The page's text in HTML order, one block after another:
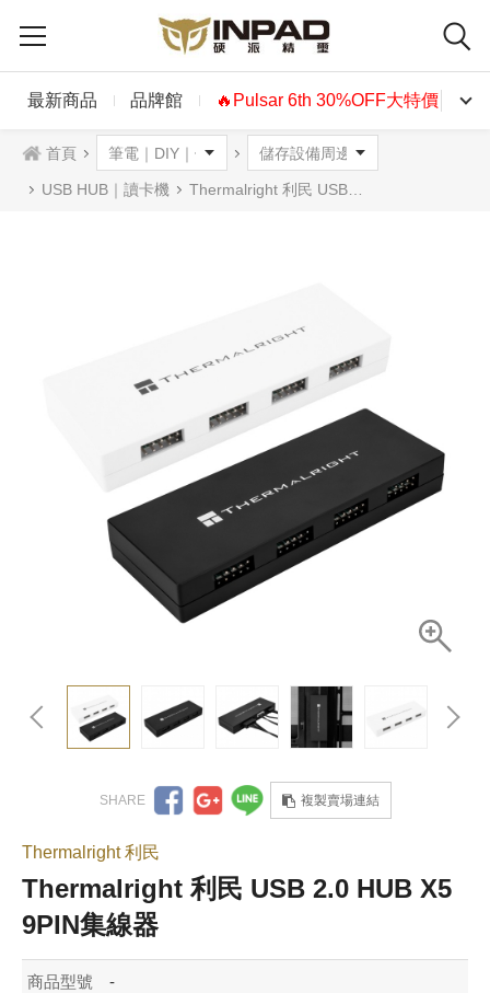
最新商品 品牌館 🔥Pulsar 6th 30%OFF大特價🔥
首頁
USB HUB｜讀卡機 Thermalright 利民 USB 2.0 HUB X5 9PIN集線器
複製賣場連結
Thermalright 利民
Thermalright 利民 USB 2.0 HUB X5
9PIN集線器
商品型號 -